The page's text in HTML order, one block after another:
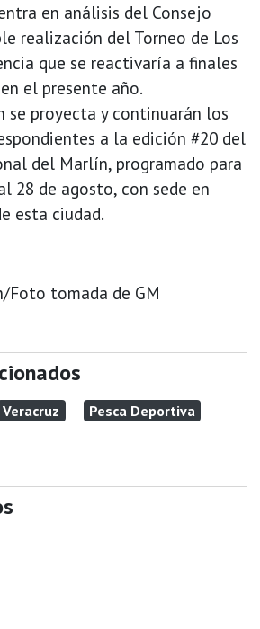
en análisis del Consejo
realización del Torneo de Los
que se reactivaría a finales
el presente año.
se proyecta y continuarán los
a la edición #20 del
del Marlín, programado para
28 de agosto, con sede en
esta ciudad.
Foto tomada de GM
Veracruz
Pesca Deportiva